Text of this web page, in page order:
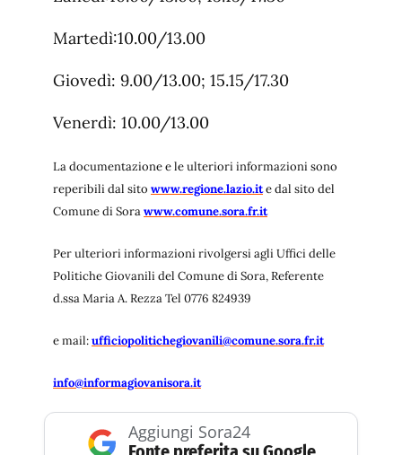
Martedì:10.00/13.00
Giovedì: 9.00/13.00; 15.15/17.30
Venerdì: 10.00/13.00
La documentazione e le ulteriori informazioni sono
reperibili dal sito www.regione.lazio.ite dal sito del
Comune di Sorawww.comune.sora.fr.it
Per ulteriori informazioni rivolgersi agli Uffici delle
Politiche Giovanili del Comune di Sora, Referente
d.ssa Maria A. Rezza Tel 0776 824939
e mail:ufficiopolitichegiovanili@comune.sora.fr.it
info@informagiovanisora.it
Aggiungi Sora24